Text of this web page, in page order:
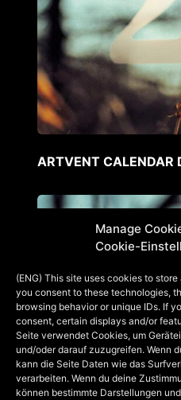
Manage
Cookie-
(ENG) This site uses cookies to
you consent to these technologies,
browsing behavior or unique IDs. If
consent, certain displays and/or
Seite verwendet Cookies, um
und/oder darauf zuzugreifen. Wenn
kann die Seite Daten wie das
verarbeiten. Wenn du deine
können bestimmte Darstellungen
ARTVENT CALENDAR